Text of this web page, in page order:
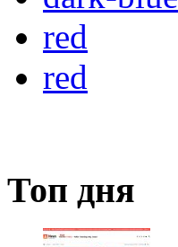
red
red
Топ дня